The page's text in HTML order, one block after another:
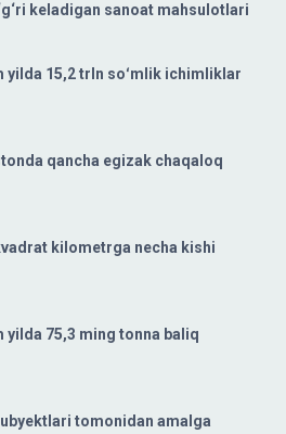
keladigan sanoat mahsulotlari
yilda 15,2 trln soʻmlik ichimliklar
qancha egizak chaqaloq
kilometrga necha kishi
yilda 75,3 ming tonna baliq
tomonidan amalga